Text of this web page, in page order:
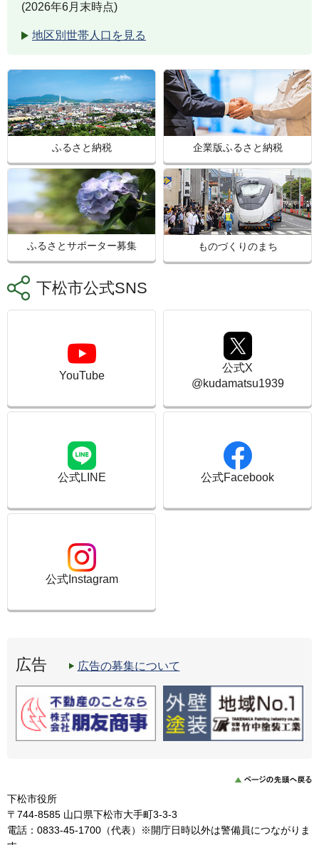
(2026年6月末時点)
地区別世帯人口を見る
ふるさと納税 企業版ふるさと納税
ふるさとサポーター募集 ものづくりのまち
下松市公式SNS
YouTube
公式X
@kudamatsu1939
公式LINE 公式Facebook
公式Instagram
広告 広告の募集について
下松市役所
〒744-8585 山口県下松市大手町3-3-3
電話：0833-45-1700（代表）※開庁日時以外は警備員につながりま